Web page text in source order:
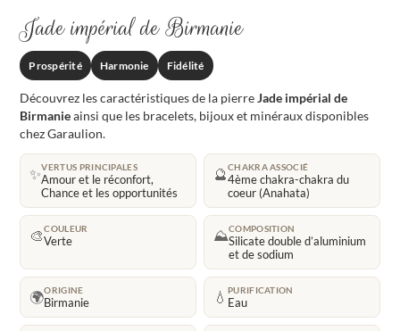
Jade impérial de Birmanie
Prospérité Harmonie Fidélité
Découvrez les caractéristiques de la pierreJade impérial de
Birmanieainsi que les bracelets, bijoux et minéraux disponibles
chez Garaulion.
✨VERTUS PRINCIPALES
Amour et le réconfort,
Chance et les opportunités
🔮CHAKRA ASSOCIÉ
4ème chakra-chakra du
coeur (Anahata)
🎨COULEUR
Verte ⛰️COMPOSITION
Silicate double d’aluminium
et de sodium
🌍ORIGINE
Birmanie 💧 PURIFICATION
Eau